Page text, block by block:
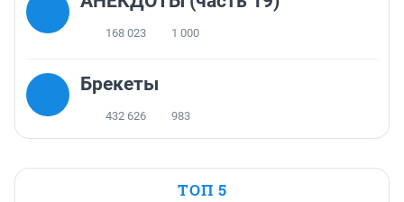
168 023 1 000
Брекеты
432 626 983
ТОП 5